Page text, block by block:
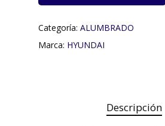
Categoría: ALUMBRADO
Marca: HYUNDAI
Descripción